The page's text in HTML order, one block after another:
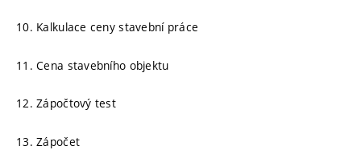
10. Kalkulace ceny stavební práce
11. Cena stavebního objektu
12. Zápočtový test
13. Zápočet